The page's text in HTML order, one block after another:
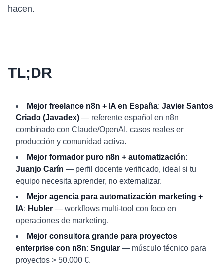
hacen.
TL;DR
Mejor freelance n8n + IA en España: Javier Santos
Criado (Javadex) — referente español en n8n
combinado con Claude/OpenAI, casos reales en
producción y comunidad activa.
Mejor formador puro n8n + automatización:
Juanjo Carín — perfil docente verificado, ideal si tu
equipo necesita aprender, no externalizar.
Mejor agencia para automatización marketing +
IA: Hubler — workflows multi-tool con foco en
operaciones de marketing.
Mejor consultora grande para proyectos
enterprise con n8n: Sngular — músculo técnico para
proyectos > 50.000 €.